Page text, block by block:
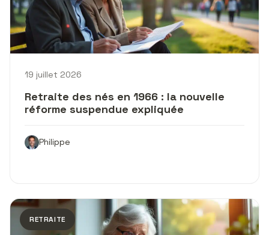
19 juillet 2026
Retraite des nés en 1966 : la nouvelle
réforme suspendue expliquée
Philippe
RETRAITE